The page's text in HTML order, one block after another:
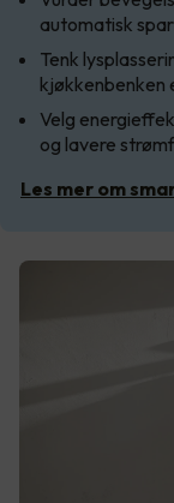
automatisk
Tenk
kjøkkenbenken
Velg
og lavere
Les mer om